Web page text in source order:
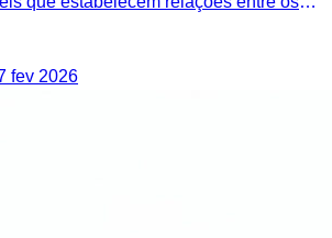
oração, indicando circunstâncias...
fev 2026